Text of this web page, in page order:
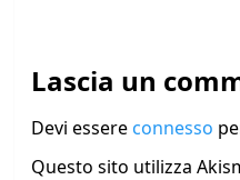
Lascia un
Devi essere connesso
Questo sito utilizza